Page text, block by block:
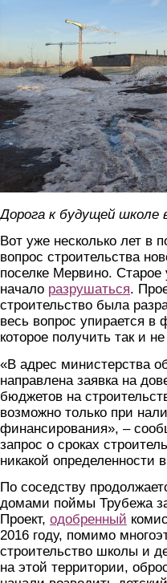
Дорога к будущей школе
Вот уже несколько лет в
вопрос строительства
поселке Мервино. Старое
начало разрушаться.
строительство была
весь вопрос упирается
которое получить так и
«В адрес министерства
направлена заявка на
бюджетов на
возможно только при
финансирования», –
запрос о сроках
никакой определенности
По соседству
домами поймы Трубежа
Проект, одобренный
2016 году, помимо
строительство школы и
на этой территории,